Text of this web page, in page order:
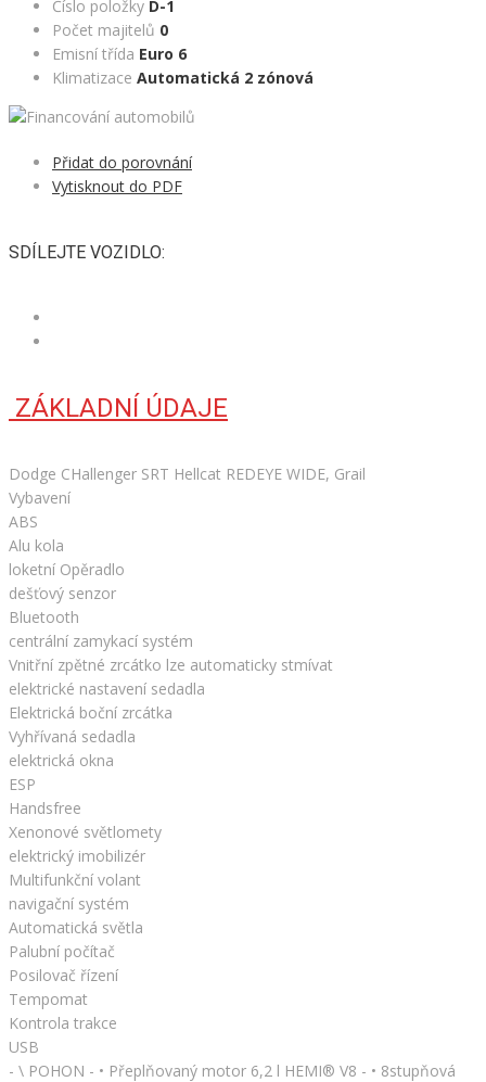
Číslo položky D-1
Počet majitelů 0
Emisní třída Euro 6
Klimatizace Automatická 2 zónová
Přidat do porovnání
Vytisknout do PDF
SDÍLEJTE VOZIDLO:
ZÁKLADNÍ ÚDAJE
Dodge CHallenger SRT Hellcat REDEYE WIDE, Grail
Vybavení
ABS
Alu kola
loketní Opěradlo
dešťový senzor
Bluetooth
centrální zamykací systém
Vnitřní zpětné zrcátko lze automaticky stmívat
elektrické nastavení sedadla
Elektrická boční zrcátka
Vyhřívaná sedadla
elektrická okna
ESP
Handsfree
Xenonové světlomety
elektrický imobilizér
Multifunkční volant
navigační systém
Automatická světla
Palubní počítač
Posilovač řízení
Tempomat
Kontrola trakce
USB
- \ POHON - • Přeplňovaný motor 6,2 l HEMI® V8 - • 8stupňová